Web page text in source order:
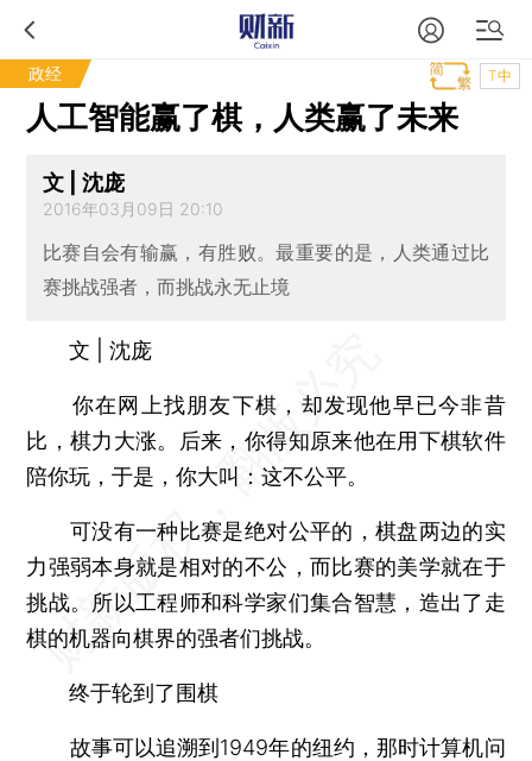
政经 T中
人工智能赢了棋，人类赢了未来
文 | 沈庞
2016年03月09日 20:10
比赛自会有输赢，有胜败。最重要的是，人类通过比
赛挑战强者，而挑战永无止境
文 | 沈庞
你在网上找朋友下棋，却发现他早已今非昔
比，棋力大涨。后来，你得知原来他在用下棋软件
陪你玩，于是，你大叫：这不公平。
可没有一种比赛是绝对公平的，棋盘两边的实
力强弱本身就是相对的不公，而比赛的美学就在于
挑战。所以工程师和科学家们集合智慧，造出了走
棋的机器向棋界的强者们挑战。
终于轮到了围棋
故事可以追溯到1949年的纽约，那时计算机问